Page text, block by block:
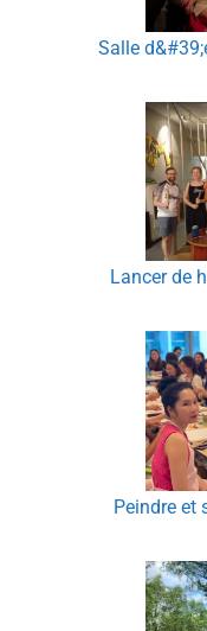
Salle
Lancer de
Peindre et